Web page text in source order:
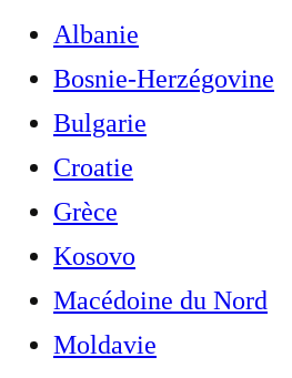
Albanie
Bosnie-Herzégovine
Bulgarie
Croatie
Grèce
Kosovo
Macédoine du Nord
Moldavie